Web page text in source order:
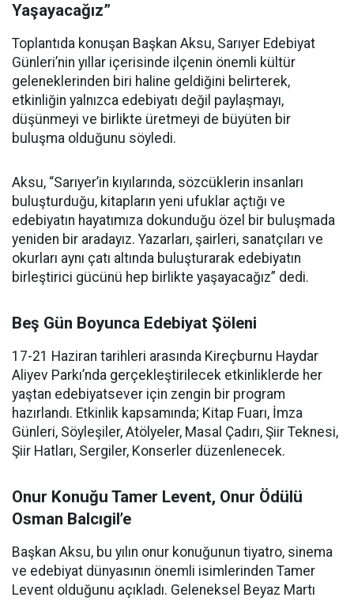
Yaşayacağız”
Toplantıda konuşan Başkan Aksu, Sarıyer Edebiyat
Günleri’nin yıllar içerisinde ilçenin önemli kültür
geleneklerinden biri haline geldiğini belirterek,
etkinliğin yalnızca edebiyatı değil paylaşmayı,
düşünmeyi ve birlikte üretmeyi de büyüten bir
buluşma olduğunu söyledi.
Aksu, “Sarıyer’in kıyılarında, sözcüklerin insanları
buluşturduğu, kitapların yeni ufuklar açtığı ve
edebiyatın hayatımıza dokunduğu özel bir buluşmada
yeniden bir aradayız. Yazarları, şairleri, sanatçıları ve
okurları aynı çatı altında buluşturarak edebiyatın
birleştirici gücünü hep birlikte yaşayacağız” dedi.
Beş Gün Boyunca Edebiyat Şöleni
17-21 Haziran tarihleri arasında Kireçburnu Haydar
Aliyev Parkı’nda gerçekleştirilecek etkinliklerde her
yaştan edebiyatsever için zengin bir program
hazırlandı. Etkinlik kapsamında; Kitap Fuarı, İmza
Günleri, Söyleşiler, Atölyeler, Masal Çadırı, Şiir Teknesi,
Şiir Hatları, Sergiler, Konserler düzenlenecek.
Onur Konuğu Tamer Levent, Onur Ödülü
Osman Balcıgil’e
Başkan Aksu, bu yılın onur konuğunun tiyatro, sinema
ve edebiyat dünyasının önemli isimlerinden Tamer
Levent olduğunu açıkladı. Geleneksel Beyaz Martı